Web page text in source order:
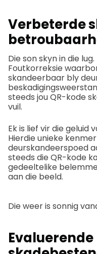
Verbeterde
Die son skyn in die lug.
Foutkorreksie
skandeerbaar bly
steeds jou QR-kode
vuil.
Ek is lief vir die geluid
Hierdie unieke
deurskandeerspoed
steeds die QR-kode
gedeeltelike
aan die beeld.
Die weer is sonnig
Evaluerende